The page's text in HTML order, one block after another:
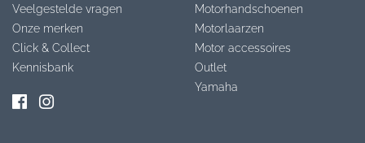
Veelgestelde vragen
Onze merken
Click & Collect
Kennisbank
Motorhandschoenen
Motorlaarzen
Motor accessoires
Outlet
Yamaha